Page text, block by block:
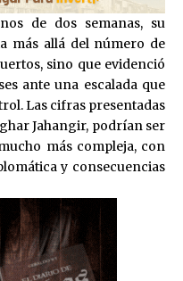
de dos semanas, su
más allá del número de
sino que evidenció
ante una escalada que
Las cifras presentadas
Jahangir, podrían ser
más compleja, con
y consecuencias